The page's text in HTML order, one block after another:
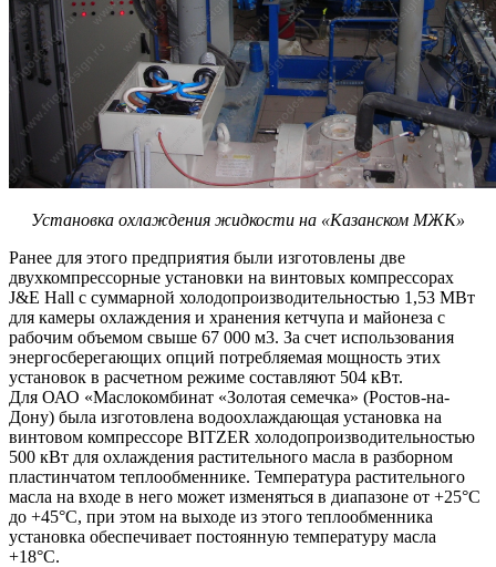
Установка охлаждения жидкости на «Казанском МЖК»
Ранее для этого предприятия были изготовлены две
двухкомпрессорные установки на винтовых компрессорах
J&E Hall с суммарной холодопроизводительностью 1,53 МВт
для камеры охлаждения и хранения кетчупа и майонеза с
рабочим объемом свыше 67 000 м3. За счет использования
энергосберегающих опций потребляемая мощность этих
установок в расчетном режиме составляют 504 кВт.
Для ОАО «Маслокомбинат «Золотая семечка» (Ростов-на-
Дону) была изготовлена водоохлаждающая установка на
винтовом компрессоре BITZER холодопроизводительностью
500 кВт для охлаждения растительного масла в разборном
пластинчатом теплообменнике. Температура растительного
масла на входе в него может изменяться в диапазоне от +25°С
до +45°С, при этом на выходе из этого теплообменника
установка обеспечивает постоянную температуру масла
+18°С.